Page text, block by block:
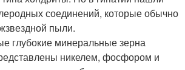
соединений, которые обычно
пыли.
глубокие минеральные зерна
никелем, фосфором и